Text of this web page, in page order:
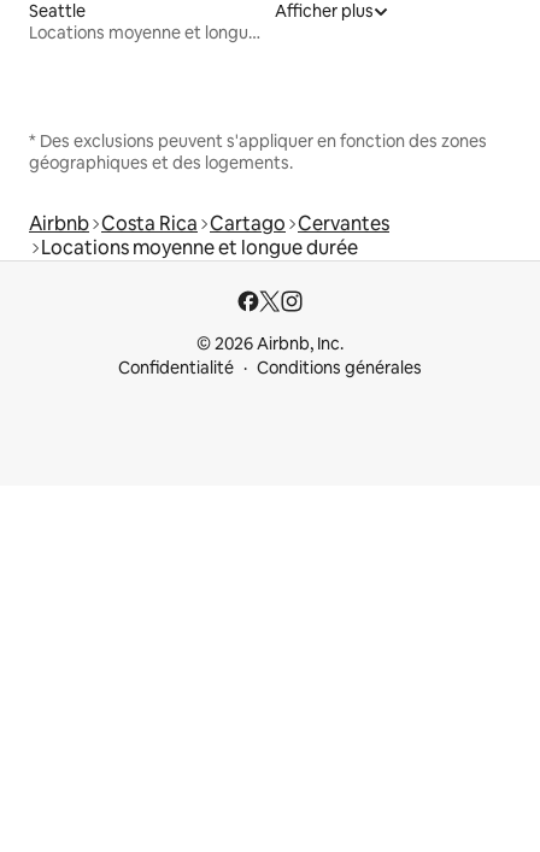
Seattle
Locations moyenne et longue durée
Afficher plus
* Des exclusions peuvent s'appliquer en fonction des zones
géographiques et des logements.
Airbnb Costa Rica Cartago Cervantes
Locations moyenne et longue durée
© 2026 Airbnb, Inc.
Confidentialité
Conditions générales